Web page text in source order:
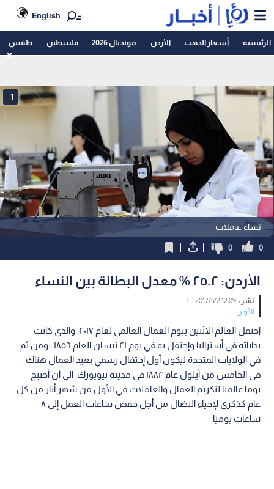
English
الرئيسية أسعار الذهب الأردن مونديال 2026 فلسطين طقس
نساء عاملات
1
0
0
الأردن: ٢٥.٢ % معدل البطالة بين النساء
نشر :12:09 2017/5/2
|
الأردن
إحتفل العالم الاثنين بيوم العمال العالمي لعام ٢٠١٧، والذي كانت
بداياته في أستراليا وإحتفل به في يوم ٢١ نيسان العام ١٨٥٦ ، ومن ثم
في الولايات المتحدة ليكون أول إحتفال رسمي بعيد العمال هناك
في الخامس من أيلول عام ١٨٨٢ في مدينة نيويورك، الى أن أصبح
يوما عالميا لتكريم العمال والعاملات في الأول من شهر أيار من كل
عام كذكرى لإحياء النضال من أجل خفض ساعات العمل إلى ٨
ساعات يوميا.